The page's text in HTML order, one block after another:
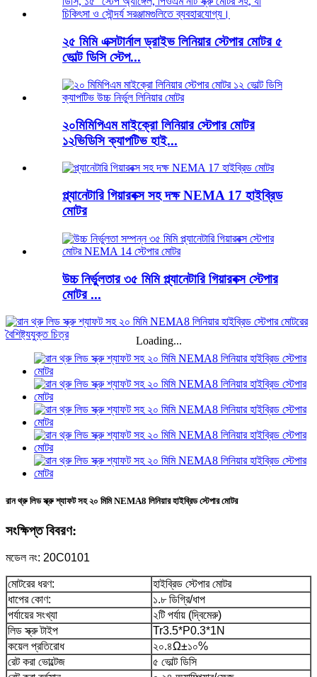
২৫ মিমি এক্সটার্নাল ড্রাইভ লিনিয়ার স্টেপার মোটর ৫
ভোল্ট ডিসি স্টেপ...
২০মিমিপিএম মাইক্রো লিনিয়ার স্টেপার মোটর
১২ভিডিসি ক্যাপটিভ হাই...
প্ল্যানেটারি গিয়ারবক্স সহ দক্ষ NEMA 17 হাইব্রিড
মোটর
উচ্চ নির্ভুলতার ৩৫ মিমি প্ল্যানেটারি গিয়ারবক্স স্টেপার
মোটর ...
Loading...
রান থ্রু লিড স্ক্রু শ্যাফট সহ ২০ মিমি NEMA8 লিনিয়ার হাইব্রিড স্টেপার মোটর
সংক্ষিপ্ত বিবরণ:
মডেল নং: 20C0101
মোটরের ধরণ:
হাইব্রিড স্টেপার মোটর
ধাপের কোণ:
১.৮ ডিগ্রি/ধাপ
পর্যায়ের সংখ্যা
২টি পর্যায় (দ্বিমেরু)
লিড স্ক্রু টাইপ
Tr3.5*P0.3*1N
কয়েল প্রতিরোধ
২০.৪Ω±১০%
রেট করা ভোল্টেজ
৫ ভোল্ট ডিসি